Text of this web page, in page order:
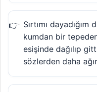
Sırtımı
kumdan bir tepeden
esişinde dağılıp
sözlerden daha